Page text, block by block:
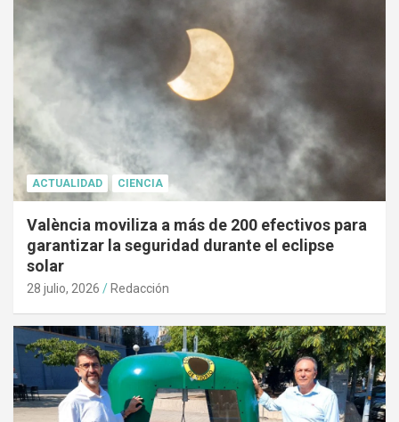
ACTUALIDAD CIENCIA
València moviliza a más de 200 efectivos para
garantizar la seguridad durante el eclipse
solar
28 julio, 2026 Redacción